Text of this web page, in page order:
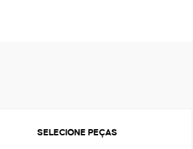
SELECIONE PEÇAS